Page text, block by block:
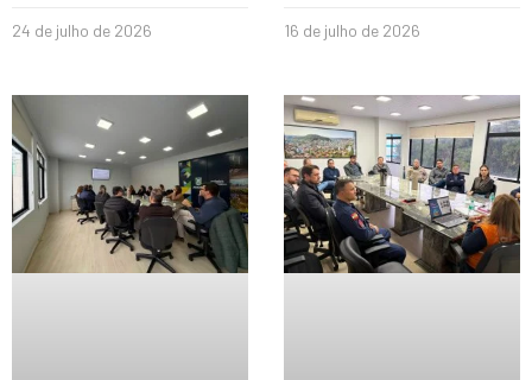
24 de julho de 2026 16 de julho de 2026